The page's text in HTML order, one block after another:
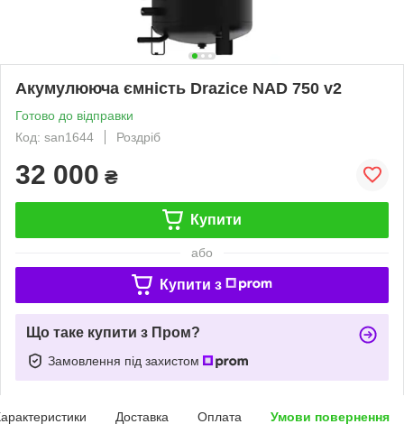
Акумулююча ємність Drazice NAD 750 v2
Готово до відправки
Код: san1644
Роздріб
32 000 ₴
Купити
або
Купити з
Що таке купити з Пром?
Замовлення під захистом
Доставка Оплата Умови повернення